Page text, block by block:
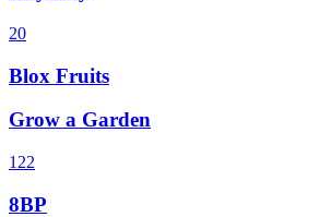
20
Blox Fruits
Grow a Garden
122
8BP